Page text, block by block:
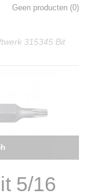
Geen producten (0)
315345 Bit
5/16